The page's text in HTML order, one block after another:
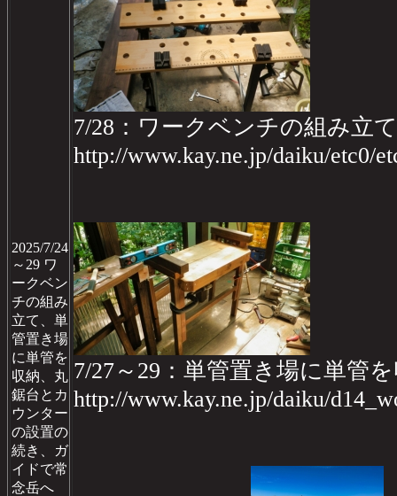
2025/7/24
～29 ワ
ークベン
チの組み
立て、単
管置き場
に単管を
収納、丸
鋸台とカ
ウンター
の設置の
続き、ガ
イドで常
念岳へ
7/28：ワークベンチの組み立て
http://www.kay.ne.jp/daiku/etc0/
7/27～29：単管置き場に単管
http://www.kay.ne.jp/daiku/